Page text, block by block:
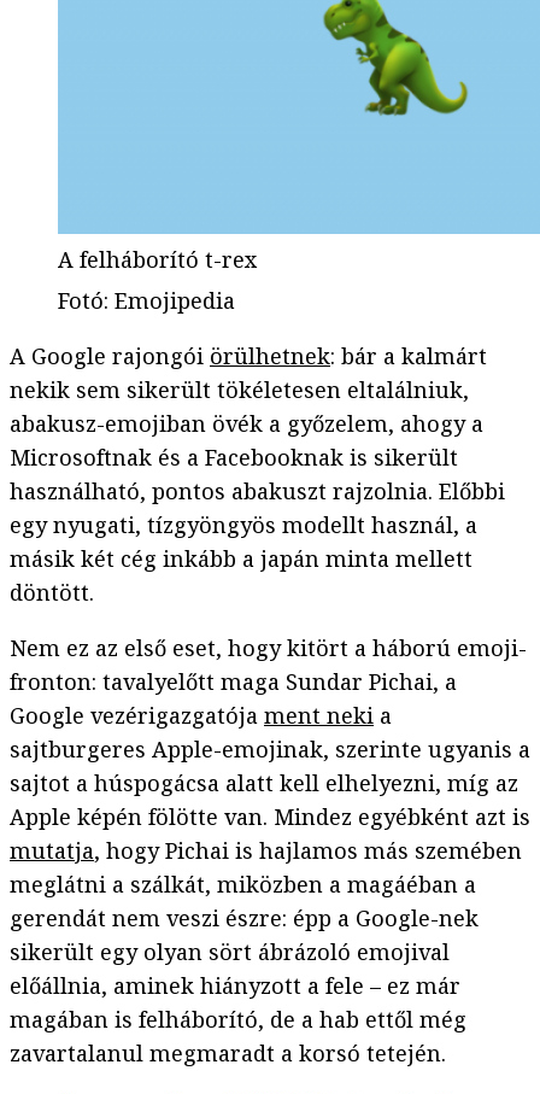
A felháborító t-rex
Fotó: Emojipedia
A Google rajongói örülhetnek: bár a kalmárt
nekik sem sikerült tökéletesen eltalálniuk,
abakusz-emojiban övék a győzelem, ahogy a
Microsoftnak és a Facebooknak is sikerült
használható, pontos abakuszt rajzolnia. Előbbi
egy nyugati, tízgyöngyös modellt használ, a
másik két cég inkább a japán minta mellett
döntött.
Nem ez az első eset, hogy kitört a háború emoji-
fronton: tavalyelőtt maga Sundar Pichai, a
Google vezérigazgatója ment neki a
sajtburgeres Apple-emojinak, szerinte ugyanis a
sajtot a húspogácsa alatt kell elhelyezni, míg az
Apple képén fölötte van. Mindez egyébként azt is
mutatja, hogy Pichai is hajlamos más szemében
meglátni a szálkát, miközben a magáéban a
gerendát nem veszi észre: épp a Google-nek
sikerült egy olyan sört ábrázoló emojival
előállnia, aminek hiányzott a fele – ez már
magában is felháborító, de a hab ettől még
zavartalanul megmaradt a korsó tetején.